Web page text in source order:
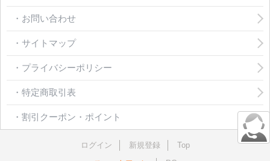
・お問い合わせ
・サイトマップ
・プライバシーポリシー
・特定商取引表
・割引クーポン・ポイント
ログイン 新規登録
Top